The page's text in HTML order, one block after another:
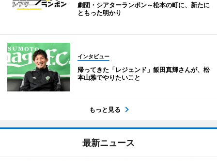
劇団・シアターランポン～松本の町に、新たに
ともった明かり
インタビュー
帰ってきた「レジェンド」飯田真輝さんが、松
本山雅でやりたいこと
もっと見る
最新ニュース